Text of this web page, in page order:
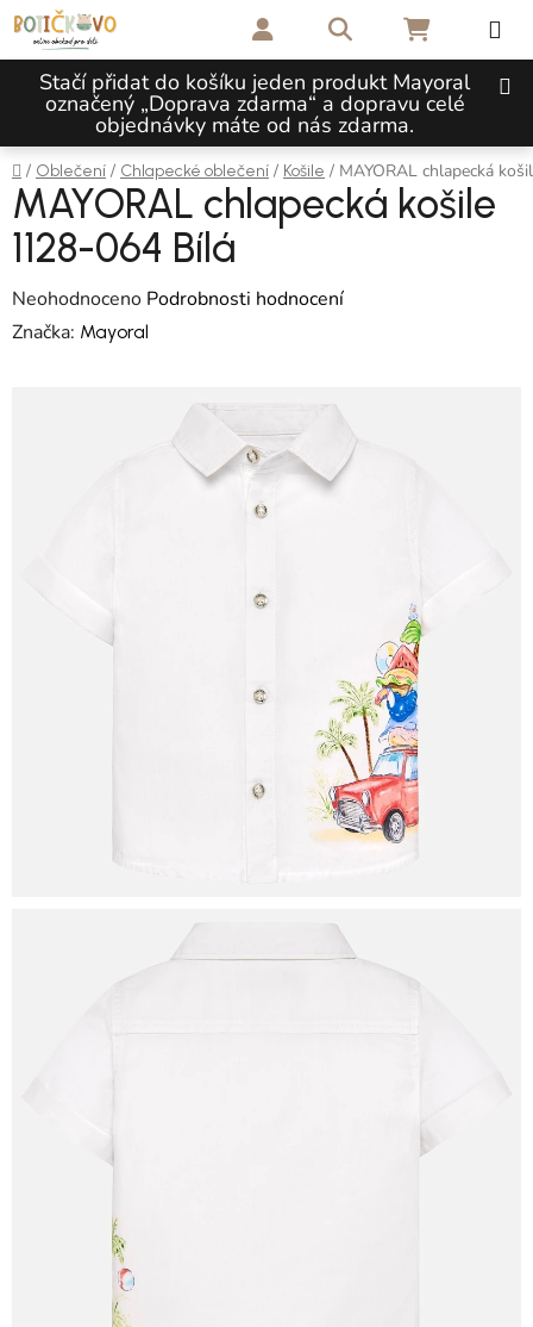
Přejít na obsah
Stačí přidat do košíku jeden produkt Mayoral
označený „Doprava zdarma“ a dopravu celé
objednávky máte od nás zdarma.
Hledat NÁKUPNÍ
Domů
/ Oblečení / Chlapecké oblečení / Košile / MAYORAL chlapecká
MAYORAL chlapecká košile
1128-064 Bílá
Průměrné hodnocení produktu je 0,0 z 5 hvězdiček.
Neohodnoceno Podrobnosti hodnocení
Značka: Mayoral